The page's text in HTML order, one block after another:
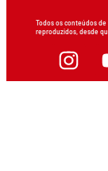
Todos os conteúdos
reproduzidos, desde